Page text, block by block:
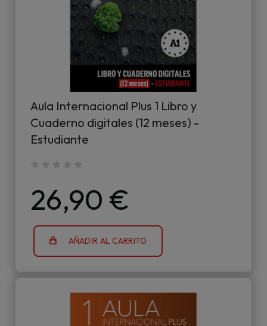
Aula Internacional Plus 1 Libro y
Cuaderno digitales (12 meses) -
Estudiante
26,90 €
AÑADIR AL CARRITO